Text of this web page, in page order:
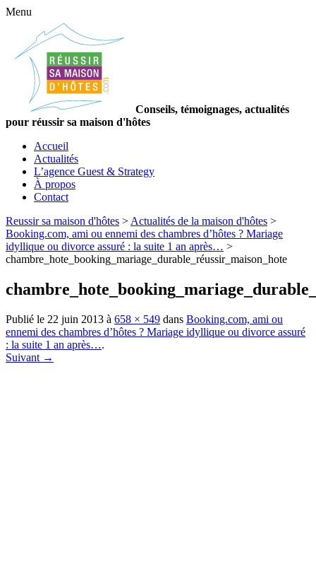
Menu
Conseils, témoignages, actualités
pour réussir sa maison d'hôtes
Accueil
Actualités
L’agence Guest & Strategy
À propos
Contact
Reussir sa maison d'hôtes > Actualités de la maison d'hôtes >
Booking.com, ami ou ennemi des chambres d’hôtes ? Mariage
idyllique ou divorce assuré : la suite 1 an après… >
chambre_hote_booking_mariage_durable_réussir_maison_hote
Publié le 22 juin 2013 à 658 × 549 dans Booking.com, ami ou
ennemi des chambres d’hôtes ? Mariage idyllique ou divorce assuré
: la suite 1 an après….
Suivant →